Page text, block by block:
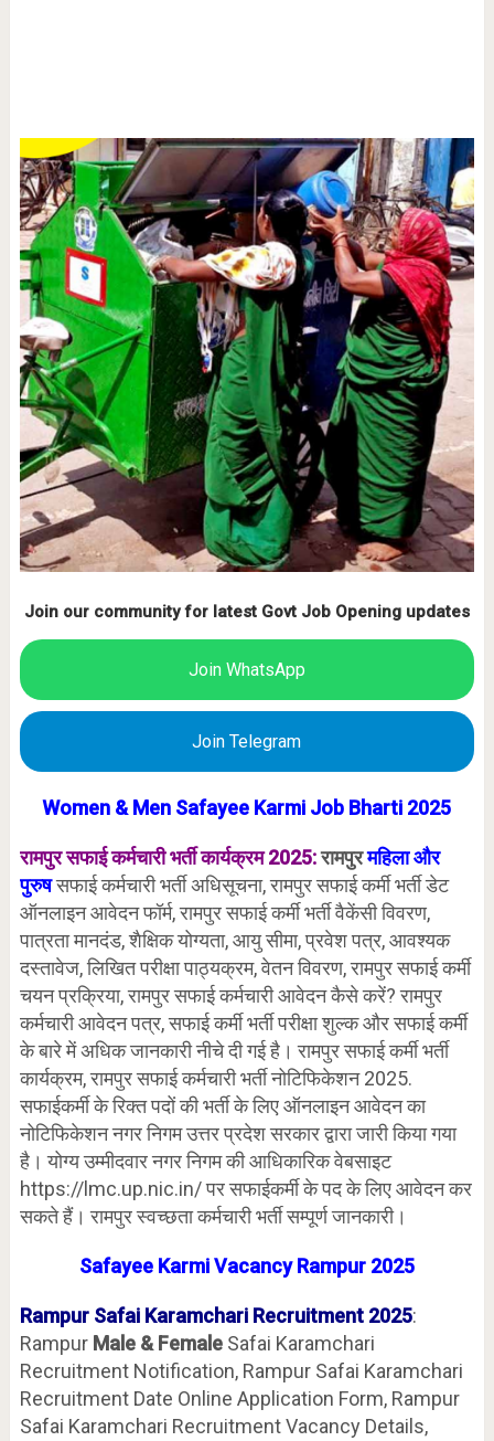
Join our community for latest Govt Job Opening updates
Join WhatsApp
Join Telegram
Women & Men Safayee Karmi Job Bharti 2025
रामपुरसफाई कर्मचारी भर्ती कार्यक्रम 2025:रामपुरमहिला और
पुरुषसफाई कर्मचारी भर्ती अधिसूचना, रामपुर सफाई कर्मी भर्ती डेट
ऑनलाइन आवेदन फॉर्म, रामपुर सफाई कर्मी भर्ती वैकेंसी विवरण,
पात्रता मानदंड, शैक्षिक योग्यता, आयु सीमा, प्रवेश पत्र, आवश्यक
दस्तावेज, लिखित परीक्षा पाठ्यक्रम, वेतन विवरण, रामपुर सफाई कर्मी
चयन प्रक्रिया, रामपुर सफाई कर्मचारी आवेदन कैसे करें? रामपुर
कर्मचारी आवेदन पत्र, सफाई कर्मी भर्ती परीक्षा शुल्क और सफाई कर्मी
के बारे में अधिक जानकारी नीचे दी गई है। रामपुर सफाई कर्मी भर्ती
कार्यक्रम, रामपुर सफाई कर्मचारी भर्ती नोटिफिकेशन 2025.
सफाईकर्मी के रिक्त पदों की भर्ती के लिए ऑनलाइन आवेदन का
नोटिफिकेशन नगर निगम उत्तर प्रदेश सरकार द्वारा जारी किया गया
है। योग्य उम्मीदवार नगर निगम की आधिकारिक वेबसाइट
https://lmc.up.nic.in/ पर सफाईकर्मी के पद के लिए आवेदन कर
सकते हैं। रामपुर स्वच्छता कर्मचारी भर्ती सम्पूर्ण जानकारी।
Safayee Karmi VacancyRampur2025
RampurSafai Karamchari Recruitment 2025:
Rampur Male & FemaleSafai Karamchari
Recruitment Notification, Rampur Safai Karamchari
Recruitment Date Online Application Form, Rampur
Safai Karamchari Recruitment Vacancy Details,